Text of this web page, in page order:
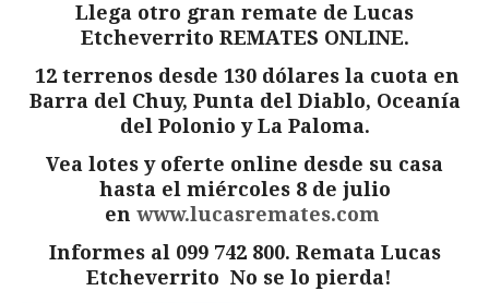
Llega otro gran remate de Lucas
Etcheverrito REMATES ONLINE.
12 terrenos desde 130 dólares la cuota en
Barra del Chuy, Punta del Diablo, Oceanía
del Polonio y La Paloma.
Vea lotes y oferte online desde su casa
hasta el miércoles 8 de julio
en www.lucasremates.com
Informes al 099 742 800. Remata Lucas
Etcheverrito No se lo pierda!